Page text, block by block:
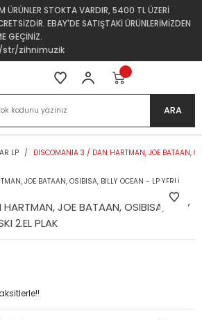
ÜRÜNLER STOKTA VARDIR, 5400 TL ÜZERİ
EBAY'DE SATIŞTAKİ ÜRÜNLERİMİZDEN
GEÇİNİZ.
zihnimuzik
ARA
LP DISCOMANIA 3 / DAN HARTMAN, JOE BATAAN,
JOE BATAAN, OSIBISA, BILLY
2.EL PLAK